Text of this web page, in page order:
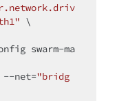
\
swarm-ma
--net="bridg